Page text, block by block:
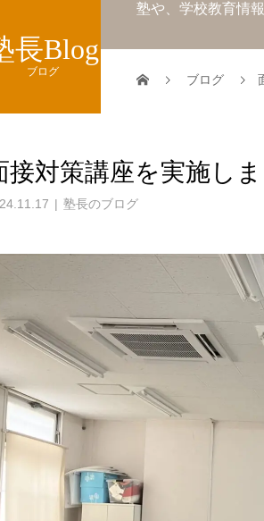
長Blog
ブログ
塾や、学校教育情
ブログ
接対策講座を実施し
塾長のブログ